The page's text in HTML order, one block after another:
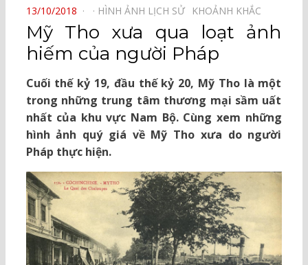
POSTED
ON
13/10/2018 HÌNH ẢNH LỊCH SỬ⠀ KHOẢNH KHẮC⠀
Mỹ Tho xưa qua loạt ảnh
hiếm của người Pháp
Cuối thế kỷ 19, đầu thế kỷ 20, Mỹ Tho là một
trong những trung tâm thương mại sầm uất
nhất của khu vực Nam Bộ. Cùng xem những
hình ảnh quý giá về Mỹ Tho xưa do người
Pháp thực hiện.